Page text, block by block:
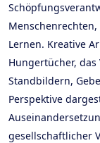
Lernen. Kreative
Hungertücher,
Standbildern,
Perspektive
gesellschaftlicher